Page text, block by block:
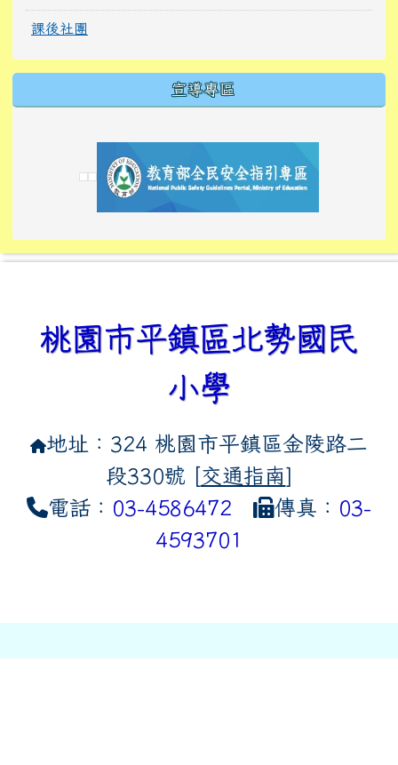
課後社團
宣導專區
link to https://
link to https://10000.gov.tw/
link to https://
link to https://10000.gov.tw/
link to https://
link to https://
link to https://i.win.org.tw/
link to https://
link to https://
link to https://
link to https://
桃園市平鎮區北勢國民
小學
地址：324 桃園市平鎮區金陵路二
段330號 [交通指南]
電話： 03-4586472 傳真： 03-
4593701